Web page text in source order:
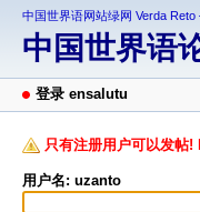
中国世界语网站绿网 Verda
中国世界语
登录 ensalutu
只有注册用户可以发
用户名: uzanto